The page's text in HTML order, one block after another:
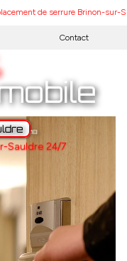
de serrure Brinon-sur-
Contact
18
Sauldre 24/7